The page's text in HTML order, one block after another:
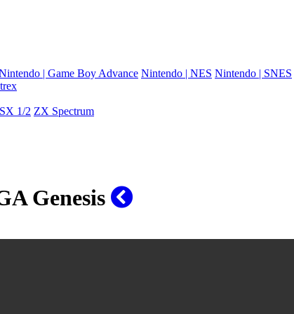
| Game Boy Advance Nintendo | NES Nintendo | SNES
1/2 ZX Spectrum
Genesis